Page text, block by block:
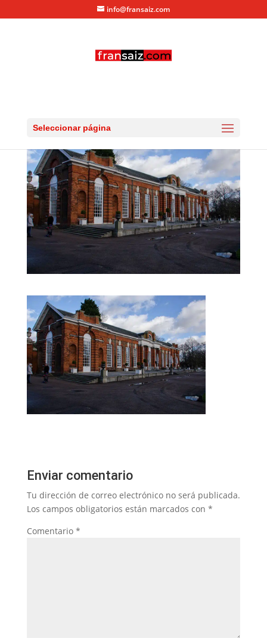
info@fransaiz.com
Seleccionar página
Enviar comentario
Tu dirección de correo electrónico no será publicada.
Los campos obligatorios están marcados con *
Comentario *